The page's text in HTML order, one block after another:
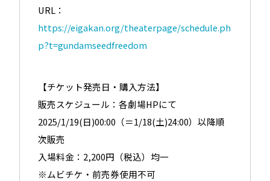
URL：
https://eigakan.org/theaterpage/schedule.ph
p?t=gundamseedfreedom
【チケット発売日・購入方法】
販売スケジュール：各劇場HPにて
2025/1/19(日)00:00（＝1/18(土)24:00）以降順
次販売
入場料金：2,200円（税込）均一
※ムビチケ・前売券使用不可